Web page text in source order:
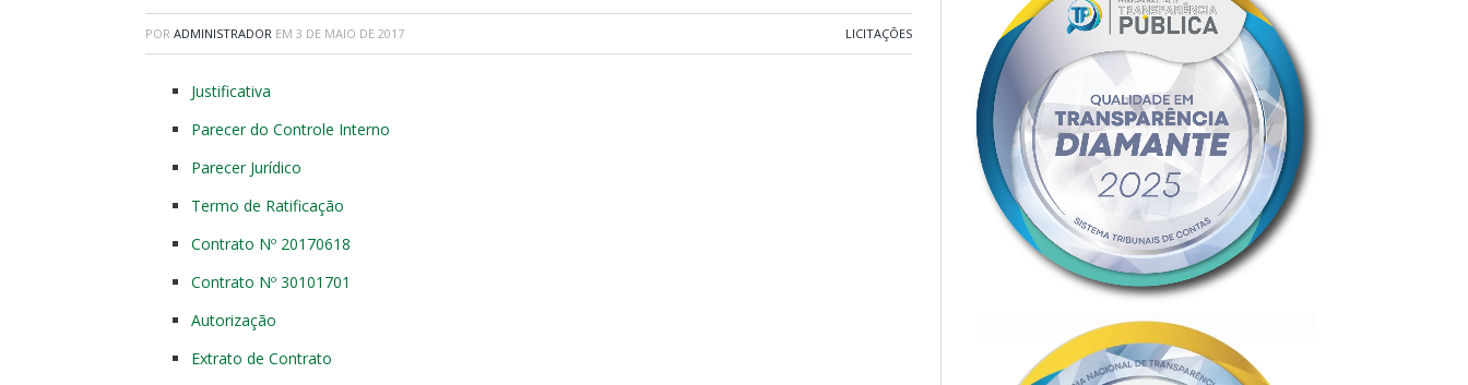
POR ADMINISTRADOR EM 3 DE MAIO DE 2017 LICITAÇÕES
Justificativa
Parecer do Controle Interno
Parecer Jurídico
Termo de Ratificação
Contrato Nº 20170618
Contrato Nº 30101701
Autorização
Extrato de Contrato